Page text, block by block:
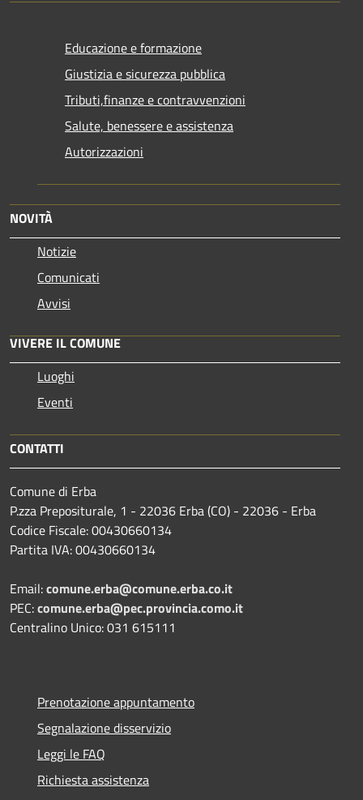
Educazione e formazione
Giustizia e sicurezza pubblica
Tributi,finanze e contravvenzioni
Salute, benessere e assistenza
Autorizzazioni
NOVITÀ
Notizie
Comunicati
Avvisi
VIVERE IL COMUNE
Luoghi
Eventi
CONTATTI
Comune di Erba
P.zza Prepositurale, 1 - 22036 Erba (CO) - 22036 - Erba
Codice Fiscale: 00430660134
Partita IVA: 00430660134
Email:comune.erba@comune.erba.co.it
PEC:comune.erba@pec.provincia.como.it
Centralino Unico: 031 615111
Prenotazione appuntamento
Segnalazione disservizio
Leggi le FAQ
Richiesta assistenza